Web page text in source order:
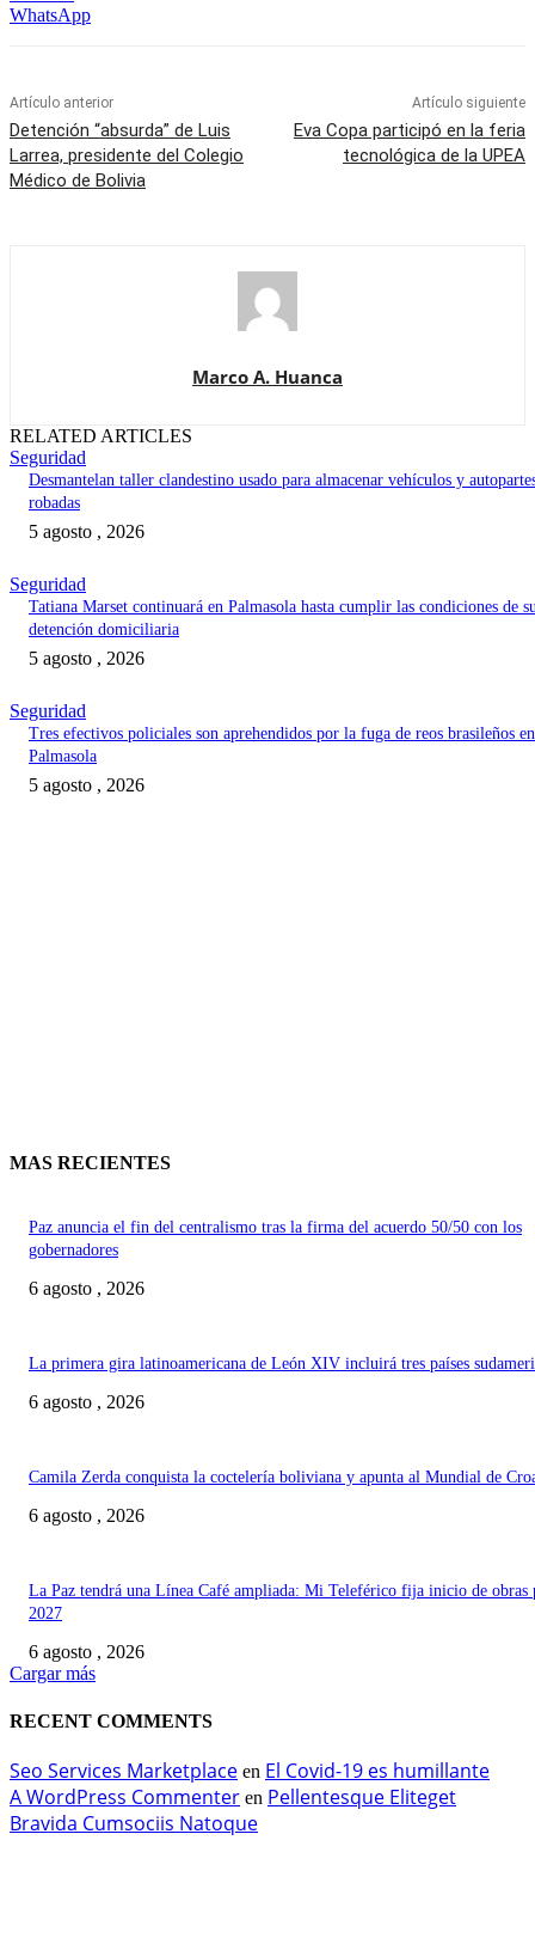
WhatsApp
Artículo anterior
Detención “absurda” de Luis
Larrea, presidente del Colegio
Médico de Bolivia
Artículo siguiente
Eva Copa participó en la feria
tecnológica de la UPEA
Marco A. Huanca
RELATED ARTICLES
Seguridad
Desmantelan taller clandestino usado para almacenar vehículos y
robadas
5 agosto , 2026
Seguridad
Tatiana Marset continuará en Palmasola hasta cumplir las condiciones de
detención domiciliaria
5 agosto , 2026
Seguridad
Tres efectivos policiales son aprehendidos por la fuga de reos brasileños en
Palmasola
5 agosto , 2026
MAS RECIENTES
Paz anuncia el fin del centralismo tras la firma del acuerdo 50/50 con los
gobernadores
6 agosto , 2026
La primera gira latinoamericana de León XIV incluirá tres países
6 agosto , 2026
Camila Zerda conquista la coctelería boliviana y apunta al Mundial de
6 agosto , 2026
La Paz tendrá una Línea Café ampliada: Mi Teleférico fija inicio de obras
2027
6 agosto , 2026
Cargar más
RECENT COMMENTS
Seo Services Marketplace en El Covid-19 es humillante
A WordPress Commenter en Pellentesque Eliteget
Bravida Cumsociis Natoque